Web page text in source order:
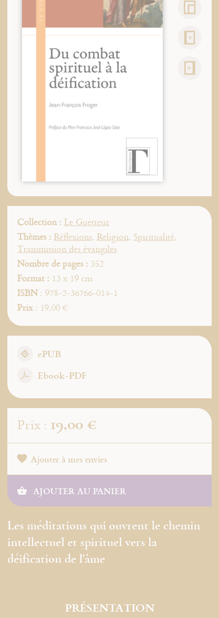
Collection : Le Guetteur
Thèmes : Réflexions, Religion, Spiritualité,
Transmission des évangiles
Nombre de pages : 352
Format : 13 x 19 cm
ISBN: 978-2-36766-014-1
Prix: 19,00 €
ePUB
Ebook-PDF
Prix : 19,00 €
Ajouter à mes envies
AJOUTER AU PANIER
Les méditations qui ouvrent le chemin
intellectuel et spirituel vers la
déification de l'âme
PRÉSENTATION